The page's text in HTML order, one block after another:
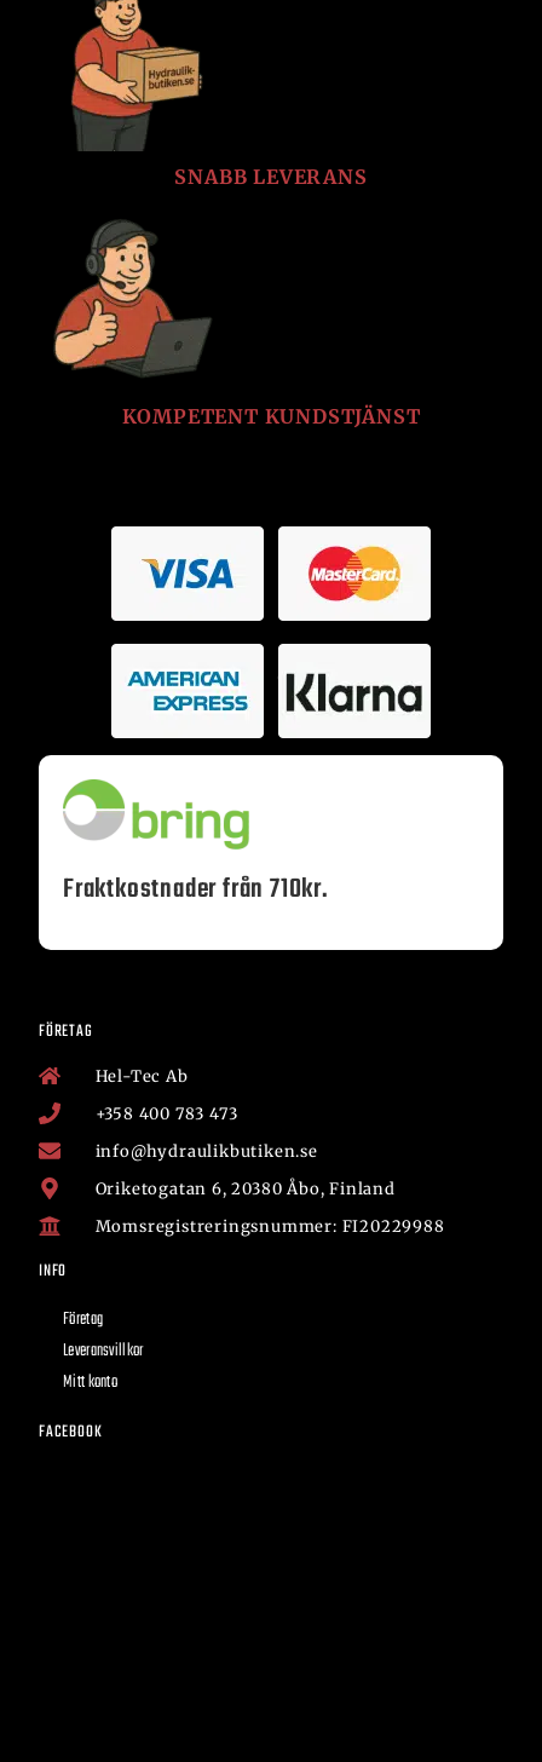
SNABB LEVERANS
KOMPETENT KUNDSTJÄNST
Fraktkostnader från 710kr.
FÖRETAG
Hel-Tec Ab
+358 400 783 473
info@hydraulikbutiken.se
Oriketogatan 6, 20380 Åbo, Finland
Momsregistreringsnummer: FI20229988
INFO
Företag
Leveransvillkor
Mitt konto
FACEBOOK